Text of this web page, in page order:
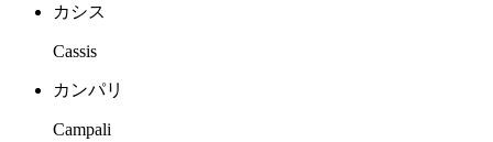
カシス
Cassis
カンパリ
Campali